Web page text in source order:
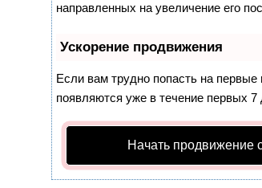
направленных на увеличение его
Ускорение продвижения
Если вам трудно попасть на первые
появляются уже в течение первых
Начать продвижение